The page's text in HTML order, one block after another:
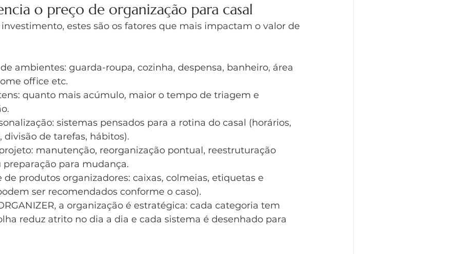
o preço de organização para casal
estes são os fatores que mais impactam o valor de
ambientes: guarda-roupa, cozinha, despensa, banheiro, área
office etc.
quanto mais acúmulo, maior o tempo de triagem e
sistemas pensados para a rotina do casal (horários,
divisão de tarefas, hábitos).
manutenção, reorganização pontual, reestruturação
para mudança.
de produtos organizadores: caixas, colmeias, etiquetas e
ser recomendados conforme o caso).
a organização é estratégica: cada categoria tem
reduz atrito no dia a dia e cada sistema é desenhado para